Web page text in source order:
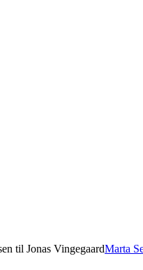
til Jonas VingegaardMarta